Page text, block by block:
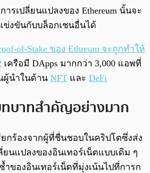
ารเปลี่ยนแปลงของ Ethereum นั้นจะ
ข่งขันกับบล็อกเชนอื่นได้
of-Stake ของ Ethreum จะถูกทำให้
เครือมี DApps มากกว่า 3,000 แอพที่
ผู้นำในด้าน NFT และ DeFi
ทบาทสำคัญอย่างมาก
ยกร้องจากผู้ที่ชื่นชอบในคริปโตซึ่งส่ง
นแปลงของอินเทอร์เน็ตแบบเดิม ๆ
ำของอินเทอร์เน็ตที่มุ่งเน้นไปที่การก